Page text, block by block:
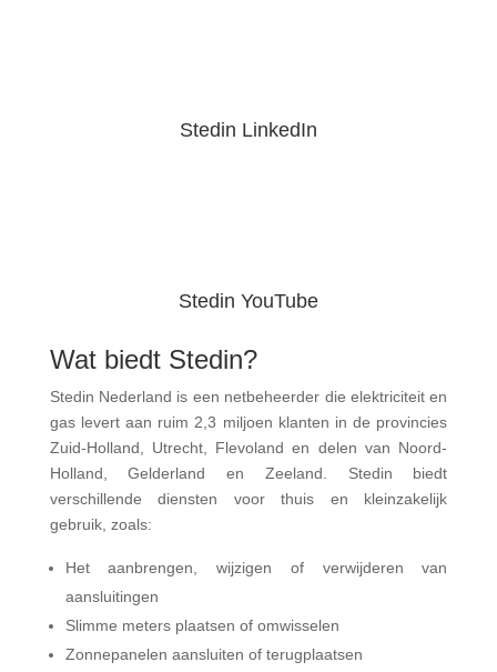
Stedin LinkedIn
Stedin YouTube
Wat biedt Stedin?
Stedin Nederland is een netbeheerder die elektriciteit en
gas levert aan ruim 2,3 miljoen klanten in de provincies
Zuid-Holland, Utrecht, Flevoland en delen van Noord-
Holland, Gelderland en Zeeland. Stedin biedt
verschillende diensten voor thuis en kleinzakelijk
gebruik, zoals:
Het aanbrengen, wijzigen of verwijderen van
aansluitingen
Slimme meters plaatsen of omwisselen
Zonnepanelen aansluiten of terugplaatsen